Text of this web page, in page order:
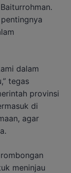
dalam
tegas
provinsi
di
agar
meninjau